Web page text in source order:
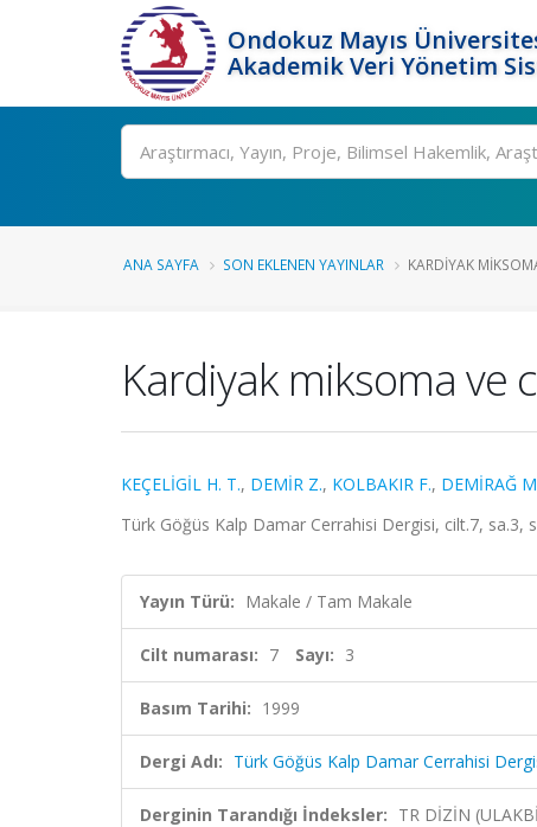
Ondokuz Mayıs
Akademik Veri Yönetim
Ara
ANA SAYFA SON EKLENEN YAYINLAR KARDIYAK
Kardiyak miksoma ve
KEÇELİGİL H. T., DEMİR Z., KOLBAKIR F., DEMİRAĞ
Türk Göğüs Kalp Damar Cerrahisi Dergisi, cilt.7, sa.3,
Yayın Türü: Makale / Tam Makale
Cilt numarası: 7 Sayı: 3
Basım Tarihi: 1999
Dergi Adı: Türk Göğüs Kalp Damar Cerrahisi
Derginin Tarandığı İndeksler: TR DİZİN